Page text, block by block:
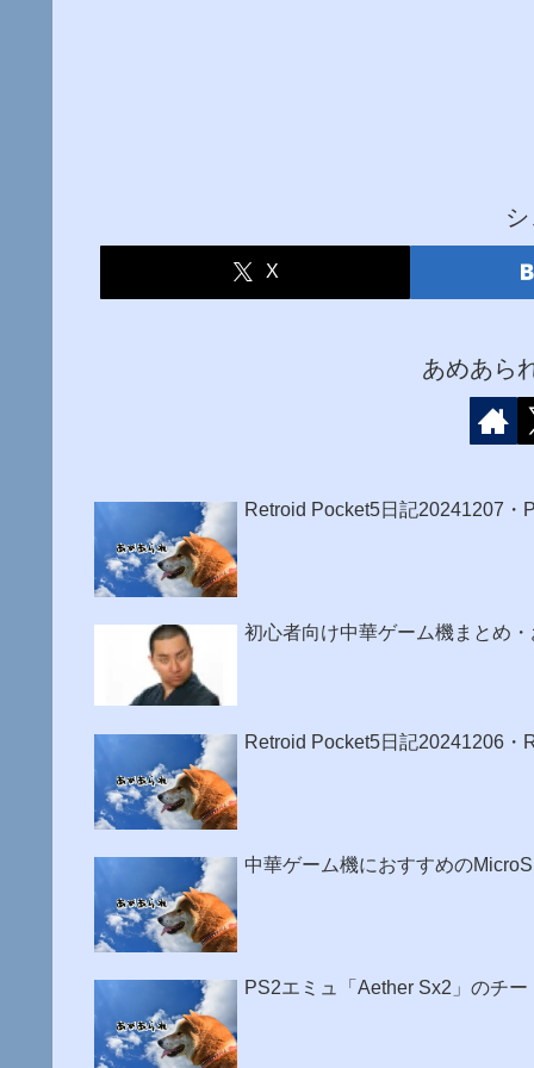
X
あめあら
Retroid Pocket5日記20241207・
初心者向け中華ゲーム機まとめ
Retroid Pocket5日記20241206・
中華ゲーム機におすすめの
PS2エミュ「Aether Sx2」のチ